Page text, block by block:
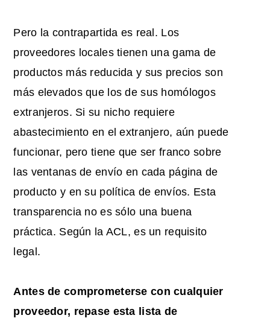
Pero la contrapartida es real. Los
proveedores locales tienen una gama de
productos más reducida y sus precios son
más elevados que los de sus homólogos
extranjeros. Si su nicho requiere
abastecimiento en el extranjero, aún puede
funcionar, pero tiene que ser franco sobre
las ventanas de envío en cada página de
producto y en su política de envíos. Esta
transparencia no es sólo una buena
práctica. Según la ACL, es un requisito
legal.
Antes de comprometerse con cualquier
proveedor, repase esta lista de